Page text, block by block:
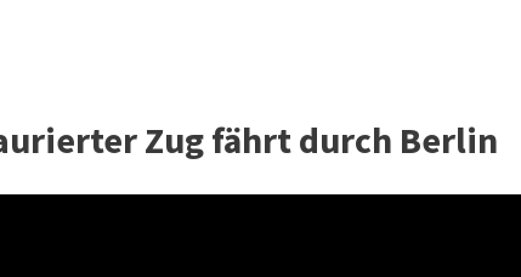
Zug fährt durch Berlin